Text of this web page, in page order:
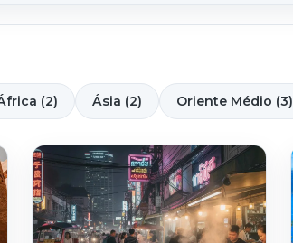
(2) Ásia (2) Oriente Médio (3)